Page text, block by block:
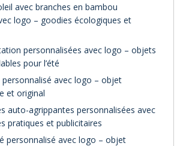
avec branches en bambou
logo – goodies écologiques et
personnalisées avec logo – objets
pour l’été
personnalisé avec logo – objet
et original
auto-agrippantes personnalisées avec
pratiques et publicitaires
personnalisé avec logo – objet